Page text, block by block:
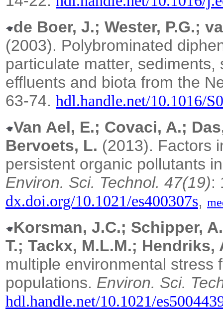
de Boer, J.; Wester, P.G.;
(2003). Polybrominated
particulate matter,
effluents and biota from the
63-74. hdl.handle.net/10.1016/
Van Ael, E.; Covaci, A.;
Bervoets, L. (2013). Factors
persistent organic pollutants
Environ. Sci. Technol. 47(19):
dx.doi.org/10.1021/es400307s,
Korsman, J.C.; Schipper,
T.; Tackx, M.L.M.; Hendriks,
multiple environmental stress
populations. Environ. Sci.
hdl.handle.net/10.1021/